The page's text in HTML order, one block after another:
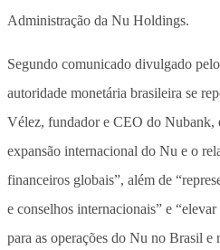
Administração da Nu Holdings.
Segundo comunicado divulgado
autoridade monetária brasileira se
Vélez, fundador e CEO do Nubank,
expansão internacional do Nu e o
financeiros globais”, além de
e conselhos internacionais” e
para as operações do Nu no Brasil e